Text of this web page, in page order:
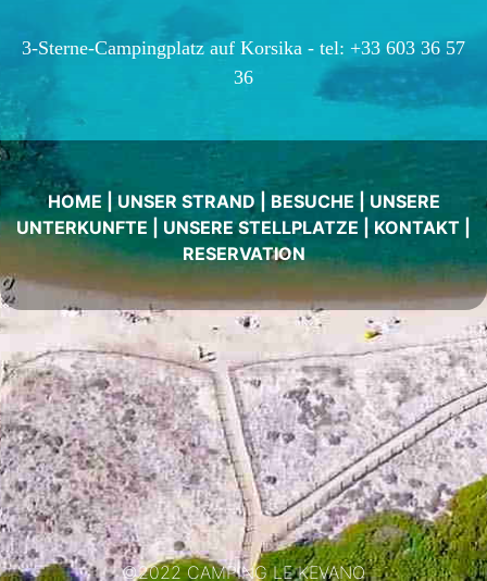
3-Sterne-Campingplatz auf Korsika - tel: +33 603 36 57
36
HOME UNSER STRAND BESUCHE
UNSERE
UNTERKUNFTE
UNSERE STELLPLATZE |KONTAKT
RESERVATION
©2022 CAMPING LE KEVANO